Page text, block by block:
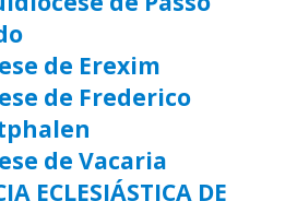
de Erexim
de Frederico
de Vacaria
ECLESIÁSTICA DE